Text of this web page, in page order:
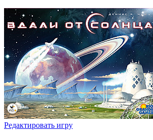
Редактировать игру